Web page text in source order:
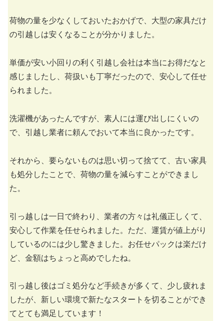
荷物の量を少なくしておいたおかげで、大型の家具だけ
の引越しは安くなることが分かりました。
単価が安い小回りの利く引越し会社は本当にお得だなと
感じましたし、荷扱いも丁寧だったので、安心して任せ
られました。
洗濯機があったんですが、素人には運び出しにくいの
で、引越し業者に頼んでおいて本当に良かったです。
それから、要らないものは思い切って捨てて、古い家具
も処分したことで、荷物の量を減らすことができまし
た。
引っ越しは一日で終わり、業者の方々は礼儀正しくて、
安心して作業を任せられました。ただ、運賃が値上がり
しているのには少し驚きました。お任せパックは楽だけ
ど、金額はちょっと高めでしたね。
引っ越し後はゴミ処分など手続きが多くて、少し疲れま
したが、新しい環境で新たなスタートを切ることができ
てとても満足しています！